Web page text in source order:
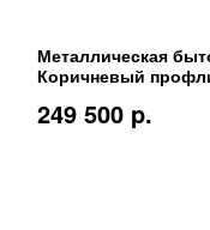
Металлическая
Коричневый
249 500 p.